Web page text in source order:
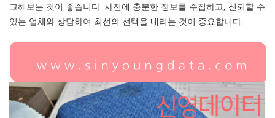
교해보는 것이 좋습니다. 사전에 충분한 정보를 수집하고, 신뢰할 수
있는 업체와 상담하여 최선의 선택을 내리는 것이 중요합니다.